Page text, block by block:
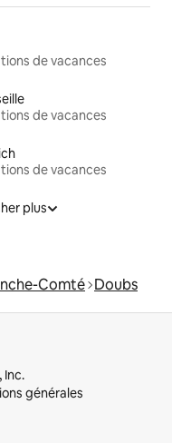
de vacances
de vacances
de vacances
plus
Comté Doubs
Inc.
générales